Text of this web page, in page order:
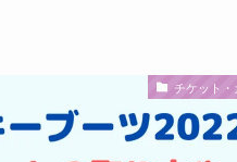
チケット